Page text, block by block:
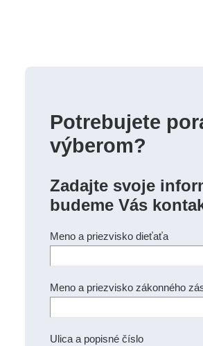
Potrebujete
výberom?
Zadajte svoje
budeme Vás
Meno a priezvisko dieťaťa
Meno a priezvisko zákonného
Ulica a popisné číslo